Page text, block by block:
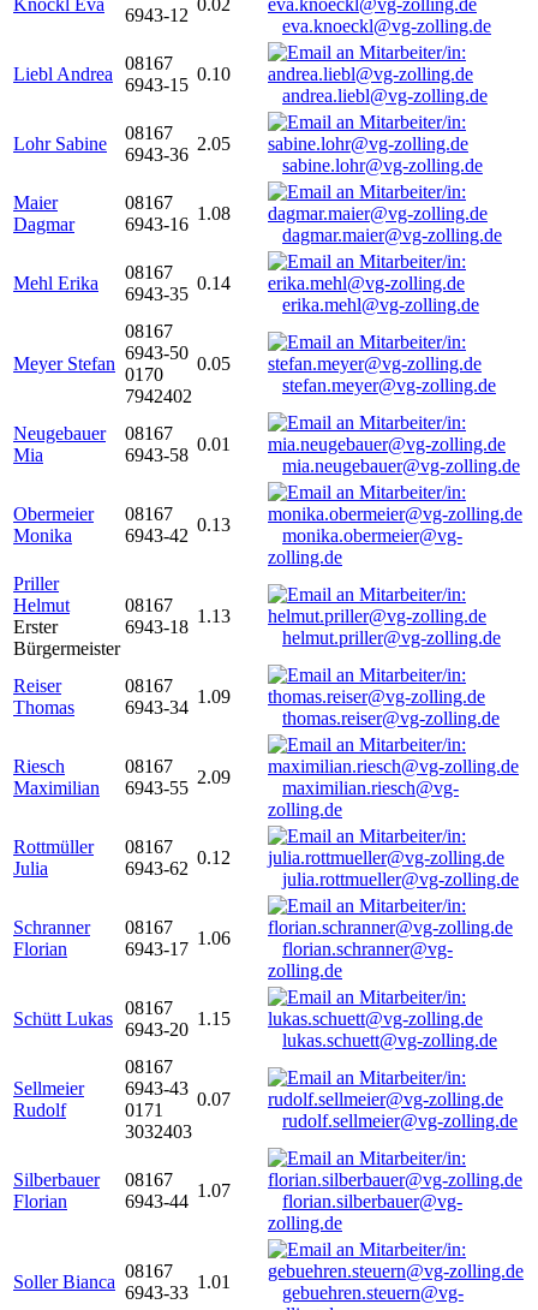
Knöckl Eva
6943-12
0.02
eva.knoeckl@vg-zolling.de
Liebl Andrea
08167
6943-15
0.10
andrea.liebl@vg-zolling.de
Lohr Sabine
08167
6943-36
2.05
sabine.lohr@vg-zolling.de
Maier
Dagmar
08167
6943-16
1.08
dagmar.maier@vg-zolling.de
Mehl Erika
08167
6943-35
0.14
erika.mehl@vg-zolling.de
Meyer Stefan
08167
6943-50
0170
7942402
0.05
stefan.meyer@vg-zolling.de
Neugebauer
Mia
08167
6943-58
0.01
mia.neugebauer@vg-zolling.de
Obermeier
Monika
08167
6943-42
0.13
monika.obermeier@vg-
zolling.de
Priller
Helmut
Erster
Bürgermeister
08167
6943-18
1.13
helmut.priller@vg-zolling.de
Reiser
Thomas
08167
6943-34
1.09
thomas.reiser@vg-zolling.de
Riesch
Maximilian
08167
6943-55
2.09
maximilian.riesch@vg-
zolling.de
Rottmüller
Julia
08167
6943-62
0.12
julia.rottmueller@vg-zolling.de
Schranner
Florian
08167
6943-17
1.06
florian.schranner@vg-
zolling.de
Schütt Lukas
08167
6943-20
1.15
lukas.schuett@vg-zolling.de
Sellmeier
Rudolf
08167
6943-43
0171
3032403
0.07
rudolf.sellmeier@vg-zolling.de
Silberbauer
Florian
08167
6943-44
1.07
florian.silberbauer@vg-
zolling.de
Soller Bianca
08167
6943-33
1.01
gebuehren.steuern@vg-